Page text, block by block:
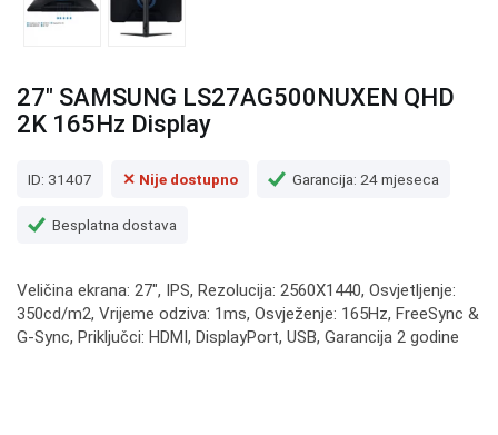
27" SAMSUNG LS27AG500NUXEN QHD
2K 165Hz Display
ID: 31407 ✕ Nije dostupno Garancija: 24 mjeseca
Besplatna dostava
Veličina ekrana: 27", IPS, Rezolucija: 2560X1440, Osvjetljenje:
350cd/m2, Vrijeme odziva: 1ms, Osvježenje: 165Hz, FreeSync &
G-Sync, Priključci: HDMI, DisplayPort, USB, Garancija 2 godine